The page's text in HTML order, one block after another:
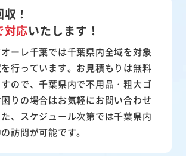
！
対応いたします！
ーレ千葉では千葉県内全域を対象
行っています。お見積もりは無料
ので、千葉県内で不用品・粗大ゴ
りの場合はお気軽にお問い合わせ
、スケジュール次第では千葉県内
訪問が可能です。